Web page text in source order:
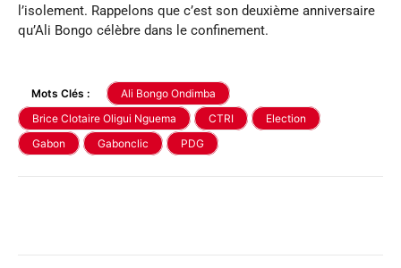
l’isolement. Rappelons que c’est son deuxième anniversaire
qu’Ali Bongo célèbre dans le confinement.
Mots Clés :
Ali Bongo Ondimba
Brice Clotaire Oligui Nguema
CTRI
Election
Gabon
Gabonclic PDG